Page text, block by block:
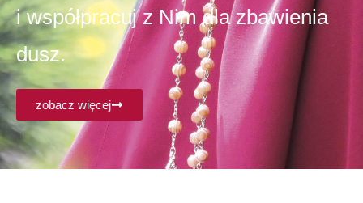
i współpracuj z Nim dla zbawienia
dusz.
zobacz więcej